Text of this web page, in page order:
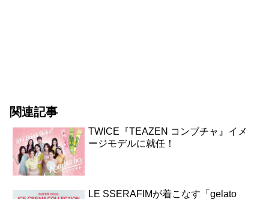
関連記事
TWICE『TEAZEN コンブチャ』イメ
ージモデルに就任！
LE SSERAFIMが着こなす「gelato